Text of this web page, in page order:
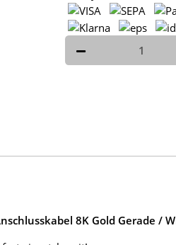
8K Gold Gerade /